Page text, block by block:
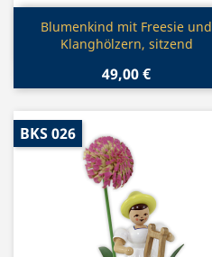
Vorschau
Blumenkind mit Freesie und
Klanghölzern, sitzend
49,00 €
BKS 026